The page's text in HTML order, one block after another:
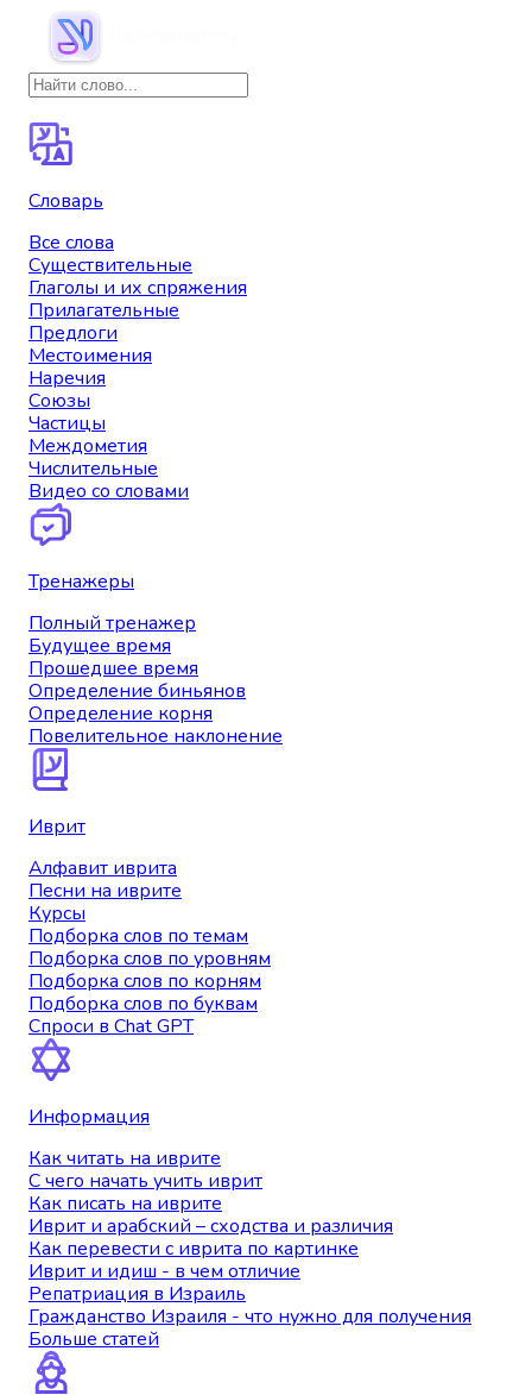
Словарь
Все слова
Существительные
Глаголы и их спряжения
Прилагательные
Предлоги
Местоимения
Наречия
Союзы
Частицы
Междометия
Числительные
Видео со словами
Тренажеры
Полный тренажер
Будущее время
Прошедшее время
Определение биньянов
Определение корня
Повелительное наклонение
Иврит
Алфавит иврита
Песни на иврите
Курсы
Подборка слов по темам
Подборка слов по уровням
Подборка слов по корням
Подборка слов по буквам
Спроси в Chat GPT
Информация
Как читать на иврите
С чего начать учить иврит
Как писать на иврите
Иврит и арабский – сходства и различия
Как перевести с иврита по картинке
Иврит и идиш - в чем отличие
Репатриация в Израиль
Гражданство Израиля - что нужно для получения
Больше статей